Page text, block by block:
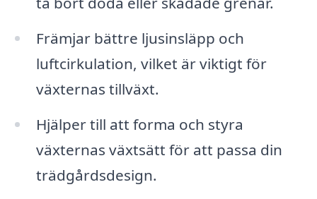
Främjar bättre ljusinsläpp och
luftcirkulation, vilket är viktigt för
växternas tillväxt.
Hjälper till att forma och styra
växternas växtsätt för att passa din
trädgårdsdesign.